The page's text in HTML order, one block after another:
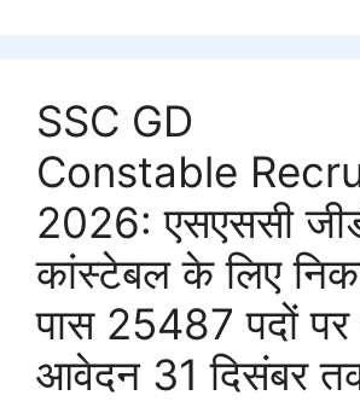
SSC GD
Constable
2026: एसएससी
कांस्टेबल के लिए
पास 25487 पदों पर
आवेदन 31 दिसंबर